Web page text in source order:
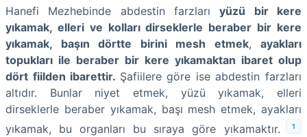
Hanefi Mezhebinde abdestin farzlarıyüzü bir kere
yıkamak, elleri ve kolları dirseklerle beraber bir kere
yıkamak, başın dörtte birini mesh etmek, ayakları
topukları ile beraber bir kere yıkamaktan ibaret olup
dört fiilden ibarettir. Şafiilere göre ise abdestin farzları
altıdır. Bunlar niyet etmek, yüzü yıkamak, elleri
dirseklerle beraber yıkamak, başı mesh etmek, ayakları
yıkamak, bu organları bu sıraya göre yıkamaktır.
1